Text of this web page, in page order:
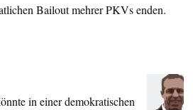
Bailout mehrer PKVs enden.
in einer demokratischen